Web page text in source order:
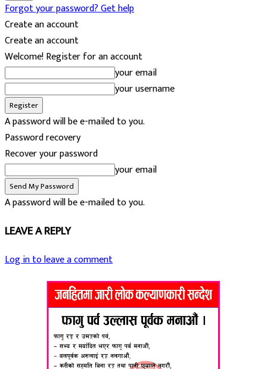
Forgot your password? Get help
Create an account
Create an account
Welcome! Register for an account
your email
your username
A password will be e-mailed to you.
Password recovery
Recover your password
your email
A password will be e-mailed to you.
LEAVE A REPLY
Log in to leave a comment